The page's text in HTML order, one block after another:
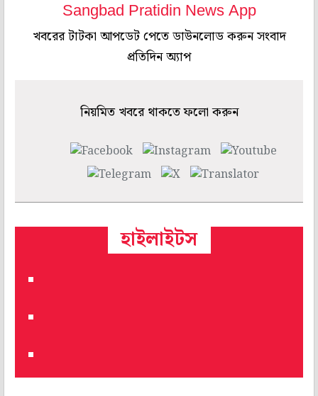
Sangbad Pratidin News App
খবরের টাটকা আপডেট পেতে ডাউনলোড করুন সংবাদ
প্রতিদিন অ্যাপ
নিয়মিত খবরে থাকতে ফলো করুন
হাইলাইটস